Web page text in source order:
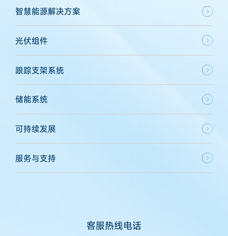
智慧能源解决方案
光伏组件
跟踪支架系统
储能系统
可持续发展
服务与支持
客服热线电话